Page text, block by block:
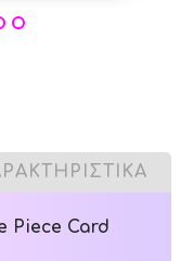
Piece Card